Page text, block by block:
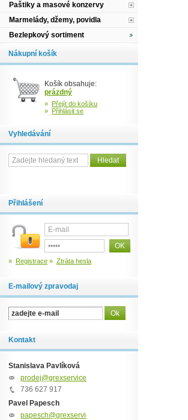
Paštiky a masové konzervy
Marmelády, džemy, povidla
Bezlepkový sortiment
Nákupní košík
Košík obsahuje:
prázdný
» Přejít do košíku
» Přihlásit se
Vyhledávání
Přihlášení
» Registrace » Ztráta hesla
E-mailový zpravodaj
Kontakt
Stanislava Pavlíková
prodej@grexservice.cz
736 627 917
Pavel Papesch
papesch@grexservice.cz